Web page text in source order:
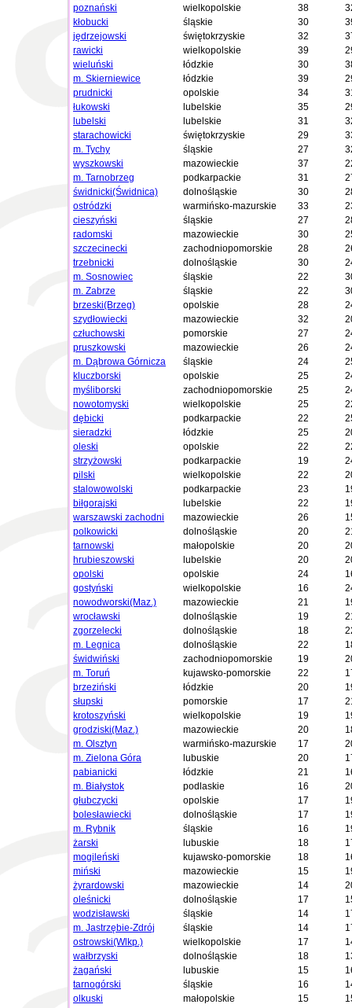
poznański
wielkopolskie 38
kłobucki
śląskie 30
jędrzejowski
świętokrzyskie 32
rawicki
wielkopolskie 39
wieluński
łódzkie 30
m. Skierniewice
łódzkie 39
prudnicki
opolskie 34
łukowski
lubelskie 35
lubelski
lubelskie 31
starachowicki
świętokrzyskie 29
m. Tychy
śląskie 27
wyszkowski
mazowieckie 37
m. Tarnobrzeg
podkarpackie 31
świdnicki(Świdnica)
dolnośląskie 30
ostródzki
warmińsko-mazurskie 33
cieszyński
śląskie 27
radomski
mazowieckie 30
szczecinecki
zachodniopomorskie 28
trzebnicki
dolnośląskie 30
m. Sosnowiec
śląskie 22
m. Zabrze
śląskie 22
brzeski(Brzeg)
opolskie 28
szydłowiecki
mazowieckie 32
człuchowski
pomorskie 27
pruszkowski
mazowieckie 26
m. Dąbrowa Górnicza
śląskie 24
kluczborski
opolskie 25
myśliborski
zachodniopomorskie 25
nowotomyski
wielkopolskie 25
dębicki
podkarpackie 22
sieradzki
łódzkie 25
oleski
opolskie 22
strzyżowski
podkarpackie 19
pilski
wielkopolskie 22
stalowowolski
podkarpackie 23
biłgorajski
lubelskie 22
warszawski zachodni
mazowieckie 26
polkowicki
dolnośląskie 20
tarnowski
małopolskie 20
hrubieszowski
lubelskie 20
opolski
opolskie 24
gostyński
wielkopolskie 16
nowodworski(Maz.)
mazowieckie 21
wrocławski
dolnośląskie 19
zgorzelecki
dolnośląskie 18
m. Legnica
dolnośląskie 22
świdwiński
zachodniopomorskie 19
m. Toruń
kujawsko-pomorskie 22
brzeziński
łódzkie 20
słupski
pomorskie 17
krotoszyński
wielkopolskie 19
grodziski(Maz.)
mazowieckie 20
m. Olsztyn
warmińsko-mazurskie 17
m. Zielona Góra
lubuskie 20
pabianicki
łódzkie 21
m. Białystok
podlaskie 16
głubczycki
opolskie 17
bolesławiecki
dolnośląskie 17
m. Rybnik
śląskie 16
żarski
lubuskie 18
mogileński
kujawsko-pomorskie 18
miński
mazowieckie 15
żyrardowski
mazowieckie 14
oleśnicki
dolnośląskie 17
wodzisławski
śląskie 14
m. Jastrzębie-Zdrój
śląskie 14
ostrowski(Wlkp.)
wielkopolskie 17
wałbrzyski
dolnośląskie 18
żagański
lubuskie 15
tarnogórski
śląskie 16
olkuski
małopolskie 15